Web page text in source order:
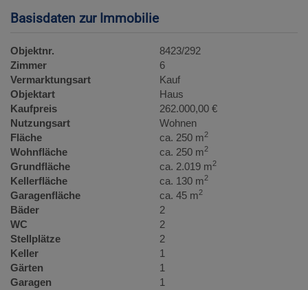
Basisdaten zur Immobilie
Objektnr.
8423/292
Zimmer
6
Vermarktungsart
Kauf
Objektart
Haus
Kaufpreis
262.000,00 €
Nutzungsart
Wohnen
Fläche
ca. 250 m2
Wohnfläche ca. 250 m2
Grundfläche ca. 2.019 m2
Kellerfläche ca. 130 m2
Garagenfläche ca. 45 m2
Bäder
2
WC
2
Stellplätze
2
Keller
1
Gärten
1
Garagen
1